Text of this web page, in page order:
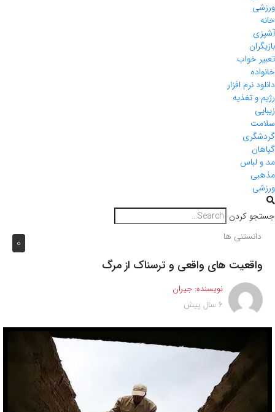
ورزشی
خانه
آشپزی
بازیگران
تعبیر خواب
خانواده
دانلود نرم افزار
رژیم و تغذیه
زیبایی
سلامت
گردشگری
گیاهان
مد و لباس
مذهبی
ورزشی
جستجو کردن
0 دانستنی ها
واقعیت های واقعی و ترسناک از مرگ
نویسنده: جیران
6 سال پیش